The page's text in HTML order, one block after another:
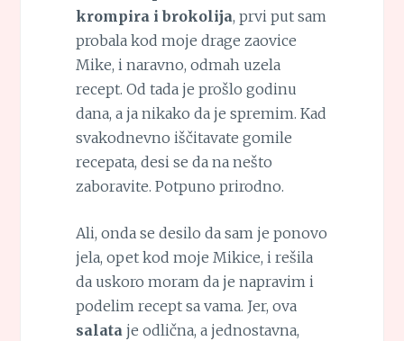
krompira i brokolija, prvi put sam
probala kod moje drage zaovice
Mike, i naravno, odmah uzela
recept. Od tada je prošlo godinu
dana, a ja nikako da je spremim. Kad
svakodnevno iščitavate gomile
recepata, desi se da na nešto
zaboravite. Potpuno prirodno.
Ali, onda se desilo da sam je ponovo
jela, opet kod moje Mikice, i rešila
da uskoro moram da je napravim i
podelim recept sa vama. Jer, ova
salataje odlična, a jednostavna,